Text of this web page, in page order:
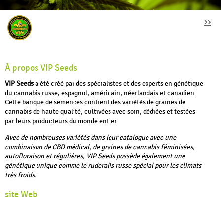
››
À propos VIP Seeds
VIP Seedsa été créé par des spécialistes et des experts en génétique
du cannabis russe, espagnol, américain, néerlandais et canadien.
Cette banque de semences contient des variétés de graines de
cannabis de haute qualité, cultivées avec soin, dédiées et testées
par leurs producteurs du monde entier.
Avec de nombreuses variétés dans leur catalogue avec une
combinaison de CBD médical, de graines de cannabis féminisées,
autofloraison et régulières, VIP Seeds possède également une
génétique unique comme le ruderalis russe spécial pour les climats
très froids.
site Web